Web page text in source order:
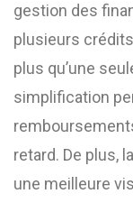
gestion des
plusieurs
plus qu’une
simplification
retard. De plus,
une meilleure